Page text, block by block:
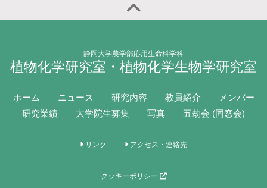
静岡大学農学部応用生命科学科
植物化学研究室・植物化学生物学研究室
ホーム ニュース 研究内容 教員紹介
メンバー
研究業績
大学院生募集 写真 五劫会 (同窓会)
リンク アクセス・連絡先
クッキーポリシー